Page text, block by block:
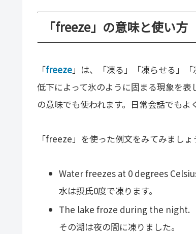
「freeze」の意味と使い方
「freeze」は、「凍る」「凍らせる」
低下によって氷のように固まる現象を
の意味でも使われます。日常会話でもよ
「freeze」を使った例文をみてみましょ
Water freezes at 0 degrees
水は摂氏0度で凍ります。
The lake froze during the night.
その湖は夜の間に凍りました。